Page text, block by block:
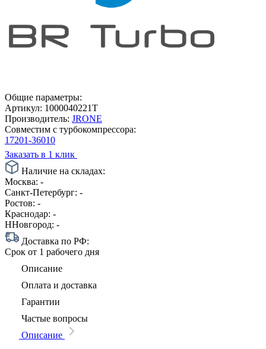
Общие параметры:
Артикул: 1000040221T
Производитель: JRONE
Совместим с турбокомпрессора:
17201-36010
Заказать в 1 клик
Наличие на складах:
Москва: -
Санкт-Петербург: -
Ростов: -
Краснодар: -
ННовгород: -
Доставка по РФ:
Срок от 1 рабочего дня
Описание
Оплата и доставка
Гарантии
Частые вопросы
Описание